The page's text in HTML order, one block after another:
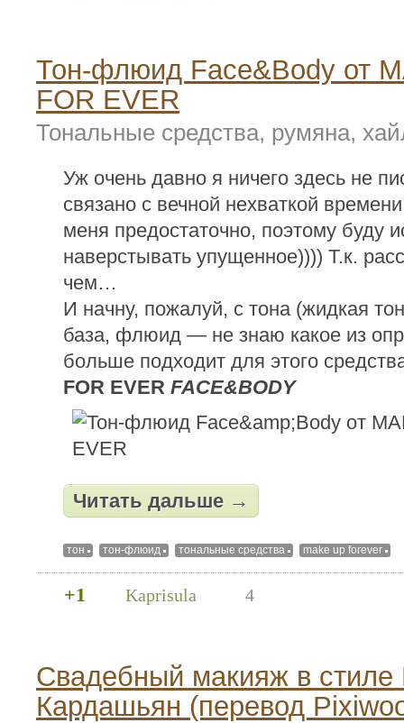
Тон-флюид Face&Body от
FOR EVER
Тональные средства, румяна,
Уж очень давно я ничего здесь не
связано с вечной нехваткой
меня предостаточно, поэтому буду
наверстывать упущенное)))) Т.к.
чем…
И начну, пожалуй, с тона (жидкая
база, флюид — не знаю какое из
больше подходит для этого
FOR EVER FACE&BODY
Читать дальше →
тон тон-флюид тональные средства make up forever
+1 Kaprisula 4
Свадебный макияж в стиле
Кардашьян (перевод